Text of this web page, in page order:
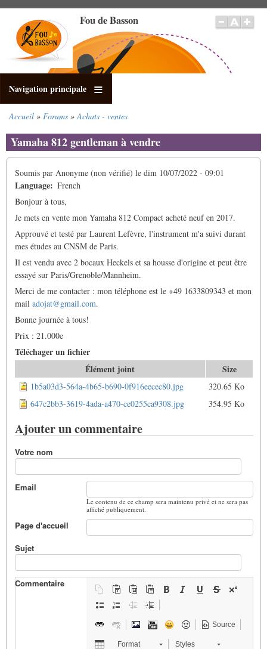
contenu
principal
Fou de Basson
Navigation principale
d'Ariane
Accueil Forums Achats - ventes
Yamaha 812 gentleman à vendre
Soumis par Anonyme (non vérifié) le dim 10/07/2022 - 09:01
Language
French
Bonjour à tous,
Je mets en vente mon Yamaha 812 Compact acheté neuf en 2017.
Approuvé et testé par Laurent Lefèvre, l'instrument m'a suivi durant
mes études au CNSM de Paris.
Il est vendu avec 2 bocaux Heckels et sa housse d'origine et peut être
essayé sur Paris/Grenoble/Mannheim.
Merci de me contacter : mon téléphone est le +49 1633809343 et mon
mail adojat@gmail.com.
Bonne journée à tous!
Prix : 21.000e
Téléchager un fichier
Élément joint
Size
1b5a03d3-564a-4b65-b690-0f916eecec80.jpg
320.65 Ko
647c2bb3-3619-4ada-a470-ce0255ca9308.jpg
354.95 Ko
Ajouter un commentaire
Votre nom
Email
Le contenu de ce champ sera maintenu privé et ne sera pas
affiché publiquement.
Page d'accueil
Sujet
Commentaire
Source
Format Styles